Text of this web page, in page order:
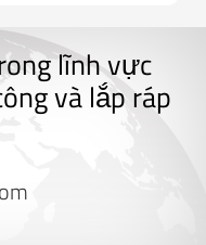
lĩnh vực
và lắp ráp